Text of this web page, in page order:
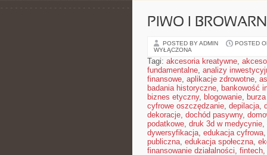
PIWO I
POSTED BY ADMIN POSTED
WYŁĄCZONA
Tagi: akcesoria kreatywne,
fundamentalne, analizy
finansowe, aplikacje zdrowotne,
badania historyczne, bankowość
biznes etyczny, blogowanie,
cyfrowe oszczędzanie, depilacja,
dekoracje, dochód pasywny,
podatkowe, druk 3d w medycynie,
dywersyfikacja, edukacja cyfrowa,
publiczna, edukacja społeczna,
finansowanie działalności, fintech,